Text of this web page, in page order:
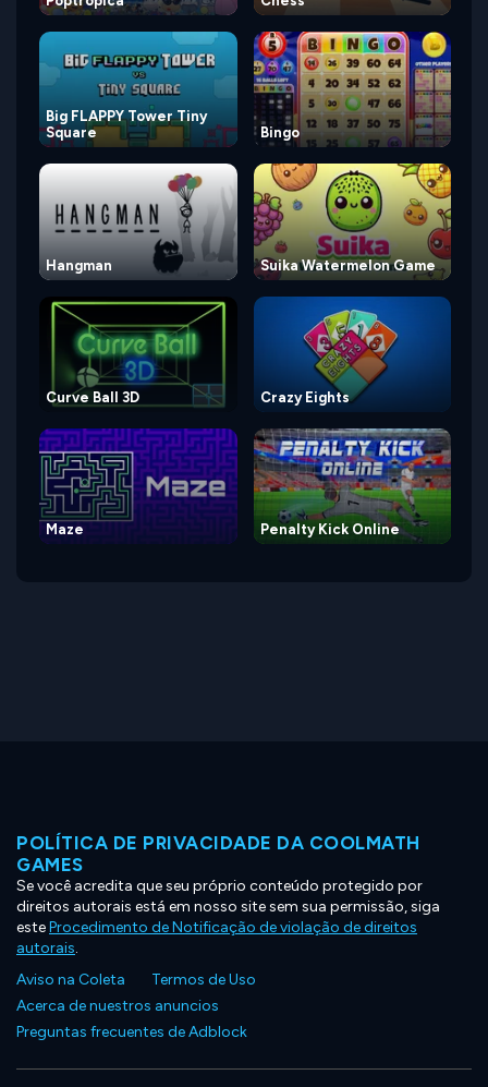
Big FLAPPY Tower Tiny
Square
Bingo
Hangman Suika Watermelon Game
Curve Ball 3D Crazy Eights
Maze Penalty Kick Online
POLÍTICA DE PRIVACIDADE DA COOLMATH
GAMES
Se você acredita que seu próprio conteúdo protegido por
direitos autorais está em nosso site sem sua permissão, siga
esteProcedimento de Notificação de violação de direitos
autorais.
Aviso na Coleta
Termos de Uso
Acerca de nuestros anuncios
Preguntas frecuentes de Adblock